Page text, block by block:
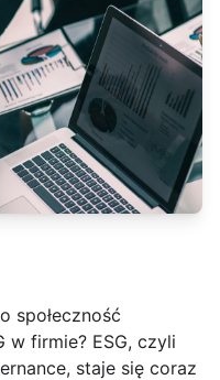
społeczność
w firmie? ESG, czyli
staje się coraz